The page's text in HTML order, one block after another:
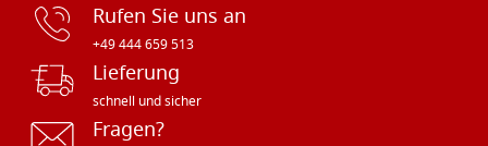
Rufen Sie uns an
+49 444 659 513
Lieferung
schnell und sicher
Fragen?